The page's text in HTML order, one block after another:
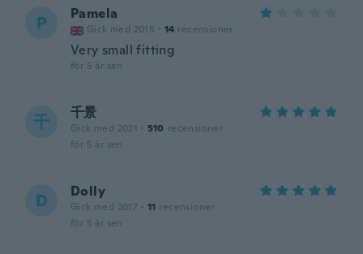
P Pamela
Gick med 2015 · 14 recensioner
Very small fitting
för 5 år sen
千 千景
Gick med 2021 · 510 recensioner
för 5 år sen
D Dolly
Gick med 2017 · 11 recensioner
för 5 år sen